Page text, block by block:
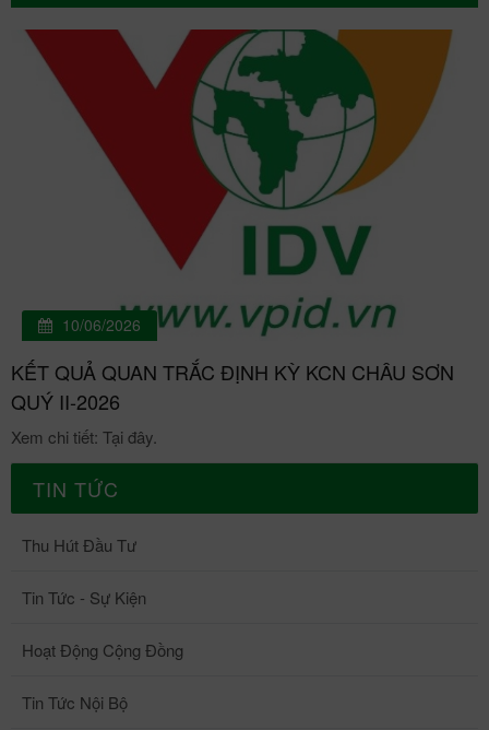
10/06/2026
KẾT QUẢ QUAN TRẮC ĐỊNH KỲ KCN CHÂU SƠN
QUÝ II-2026
Xem chi tiết: Tại đây.
TIN TỨC
Thu Hút Đầu Tư
Tin Tức - Sự Kiện
Hoạt Động Cộng Đồng
Tin Tức Nội Bộ